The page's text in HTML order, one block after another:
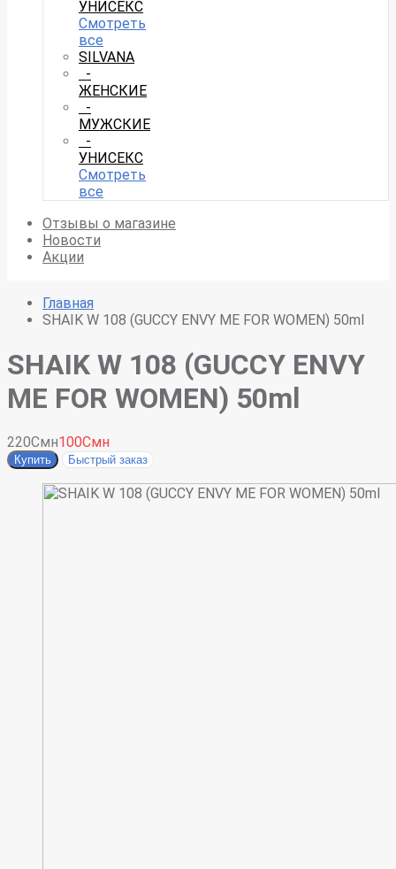
УНИСЕКС
Смотреть
все
SILVANA
-
ЖЕНСКИЕ
-
МУЖСКИЕ
-
УНИСЕКС
Смотреть
все
Отзывы о магазине
Новости
Акции
Главная
SHAIK W 108 (GUCCY ENVY ME FOR WOMEN) 50ml
SHAIK W 108 (GUCCY ENVY
ME FOR WOMEN) 50ml
220Смн100Смн
Купить Быстрый заказ